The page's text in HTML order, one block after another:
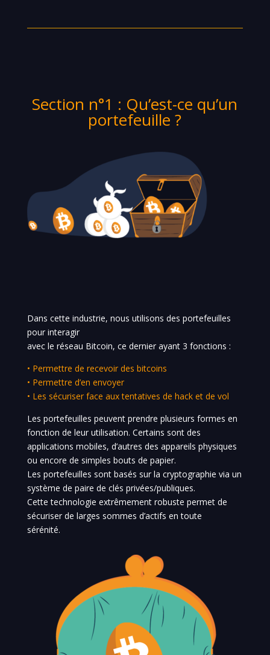
Section n°1 : Qu’est-ce qu’un
portefeuille ?
Dans cette industrie, nous utilisons des portefeuilles
pour interagir
avec le réseau Bitcoin, ce dernier ayant 3 fonctions :
• Permettre de recevoir des bitcoins
• Permettre d’en envoyer
• Les sécuriser face aux tentatives de hack et de vol
Les portefeuilles peuvent prendre plusieurs formes en
fonction de leur utilisation. Certains sont des
applications mobiles, d’autres des appareils physiques
ou encore de simples bouts de papier.
Les portefeuilles sont basés sur la cryptographie via un
système de paire de clés privées/publiques.
Cette technologie extrêmement robuste permet de
sécuriser de larges sommes d’actifs en toute
sérénité.